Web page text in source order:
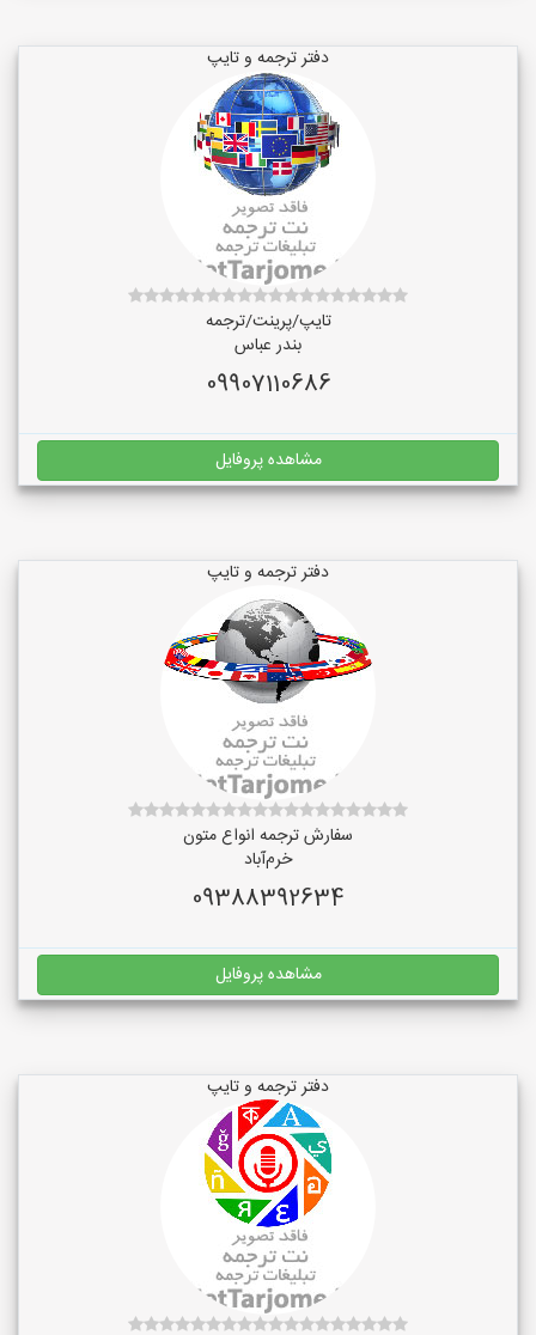
دفتر ترجمه و تایپ
تایپ/پرینت/ترجمه
بندر عباس
09907110686
مشاهده پروفایل
دفتر ترجمه و تایپ
سفارش ترجمه انواع متون
خرم‌آباد
09388392634
مشاهده پروفایل
دفتر ترجمه و تایپ